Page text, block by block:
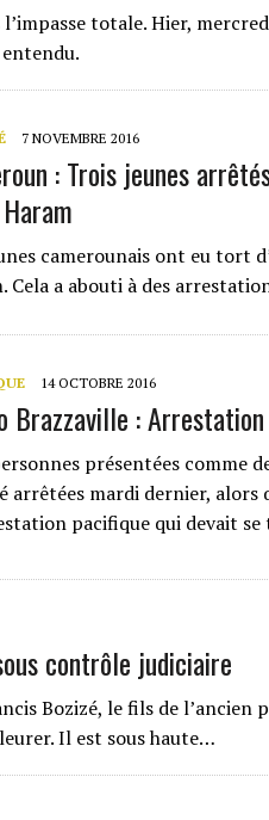
totale. Hier,
entendu.
7 NOVEMBRE 2016
: Trois jeunes
camerounais ont eu tort
Cela a abouti à des
14 OCTOBRE 2016
Brazzaville :
présentées comme
arrêtées mardi dernier, alors
pacifique qui devait
contrôle judiciaire
Bozizé, le fils de
Il est sous haute…